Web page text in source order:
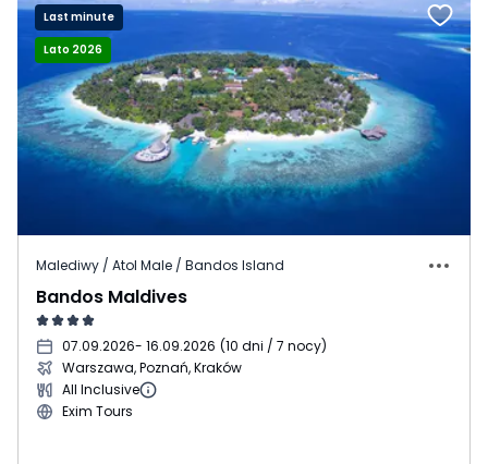
Last minute
Lato 2026
Malediwy / Atol Male / Bandos Island
Bandos Maldives
07.09.2026- 16.09.2026 (10 dni / 7 nocy)
Warszawa, Poznań, Kraków
All Inclusive
Exim Tours